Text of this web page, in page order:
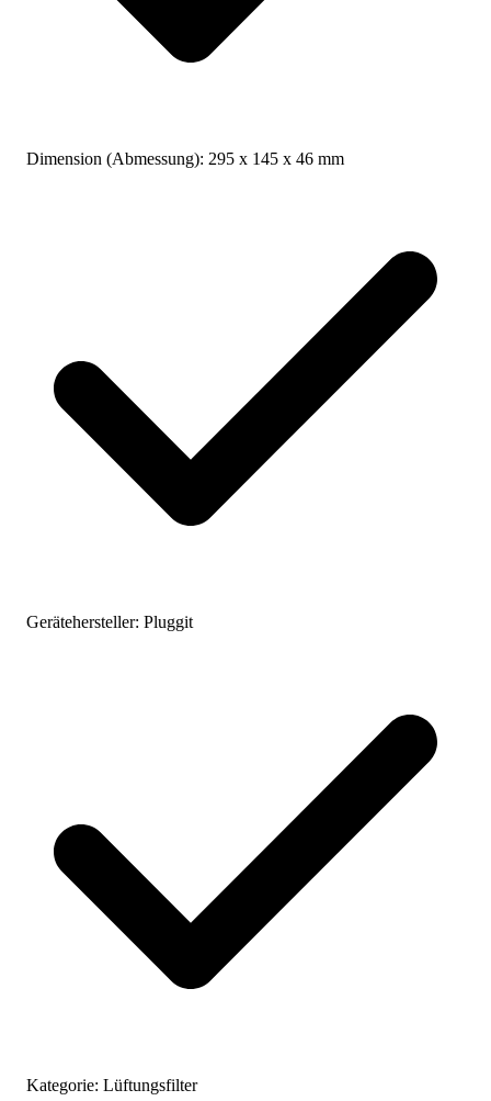
Dimension (Abmessung): 295 x 145 x 46 mm
Gerätehersteller: Pluggit
Kategorie: Lüftungsfilter